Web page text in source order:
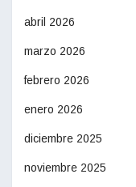
abril 2026
marzo 2026
febrero 2026
enero 2026
diciembre 2025
noviembre 2025